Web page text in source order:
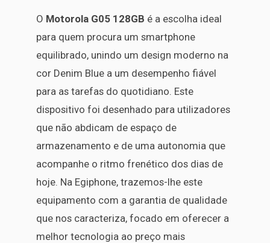
O Motorola G05 128GB é a escolha ideal
para quem procura um smartphone
equilibrado, unindo um design moderno na
cor Denim Blue a um desempenho fiável
para as tarefas do quotidiano. Este
dispositivo foi desenhado para utilizadores
que não abdicam de espaço de
armazenamento e de uma autonomia que
acompanhe o ritmo frenético dos dias de
hoje. Na Egiphone, trazemos-lhe este
equipamento com a garantia de qualidade
que nos caracteriza, focado em oferecer a
melhor tecnologia ao preço mais